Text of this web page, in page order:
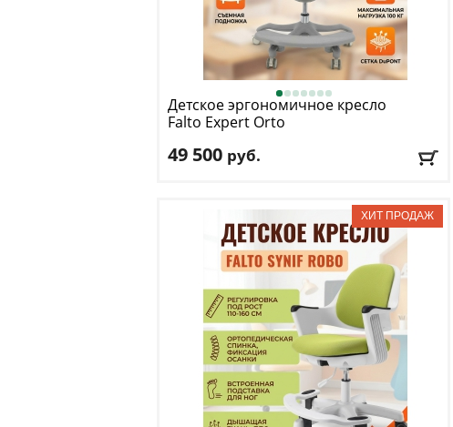
Детское эргономичное кресло
Falto Expert Orto
49 500 руб.
Регулировка по высоте
Материал обивки: сетка, ткань
Подлокотники: да
Доставка:БЕСПЛАТНО, 1-2 дня